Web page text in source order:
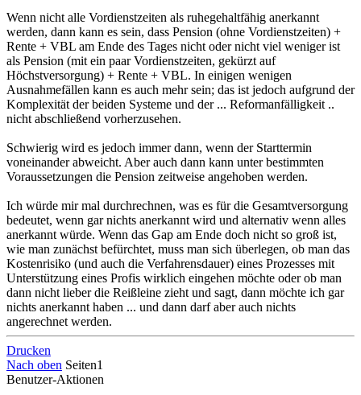
Wenn nicht alle Vordienstzeiten als ruhegehaltfähig anerkannt
werden, dann kann es sein, dass Pension (ohne Vordienstzeiten) +
Rente + VBL am Ende des Tages nicht oder nicht viel weniger ist
als Pension (mit ein paar Vordienstzeiten, gekürzt auf
Höchstversorgung) + Rente + VBL. In einigen wenigen
Ausnahmefällen kann es auch mehr sein; das ist jedoch aufgrund der
Komplexität der beiden Systeme und der ... Reformanfälligkeit ..
nicht abschließend vorherzusehen.
Schwierig wird es jedoch immer dann, wenn der Starttermin
voneinander abweicht. Aber auch dann kann unter bestimmten
Voraussetzungen die Pension zeitweise angehoben werden.
Ich würde mir mal durchrechnen, was es für die Gesamtversorgung
bedeutet, wenn gar nichts anerkannt wird und alternativ wenn alles
anerkannt würde. Wenn das Gap am Ende doch nicht so groß ist,
wie man zunächst befürchtet, muss man sich überlegen, ob man das
Kostenrisiko (und auch die Verfahrensdauer) eines Prozesses mit
Unterstützung eines Profis wirklich eingehen möchte oder ob man
dann nicht lieber die Reißleine zieht und sagt, dann möchte ich gar
nichts anerkannt haben ... und dann darf aber auch nichts
angerechnet werden.
Drucken
Nach oben Seiten1
Benutzer-Aktionen